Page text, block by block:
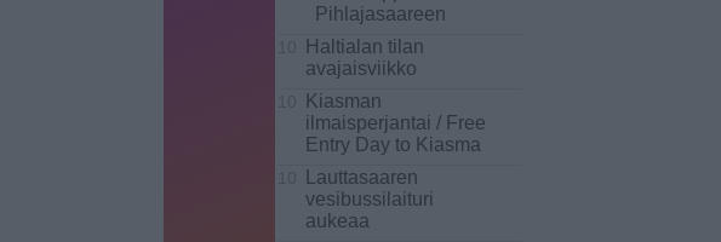
Pihlajasaareen
Haltialan tilan
avajaisviikko
Kiasman
ilmaisperjantai / Free
Entry Day to Kiasma
Lauttasaaren
vesibussilaituri
aukeaa